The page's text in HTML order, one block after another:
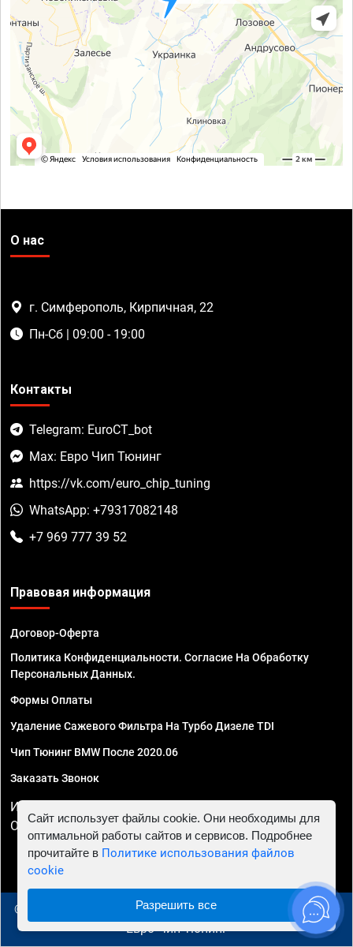
О нас
г. Симферополь, Кирпичная, 22
Пн-Сб | 09:00 - 19:00
Контакты
Telegram: EuroCT_bot
Max: Евро Чип Тюнинг
https://vk.com/euro_chip_tuning
WhatsApp: +79317082148
+7 969 777 39 52
Правовая информация
Договор-Оферта
Политика Конфиденциальности. Согласие На Обработку
Персональных Данных.
Формы Оплаты
Удаление Сажевого Фильтра На Турбо Дизеле TDI
Чип Тюнинг BMW После 2020.06
Заказать Звонок
ИП Смирнов Георгий Павлович. ИНН 781302555843,
ОГРНИП 324470400032610
© 2010 - 2026 Чип тюнинг в Симферополе - Автосервис
"Евро Чип Тюнинг"
Сайт использует файлы cookie. Они необходимы для
оптимальной работы сайтов и сервисов. Подробнее
прочитайте в Политике использования файлов
cookie
Разрешить все